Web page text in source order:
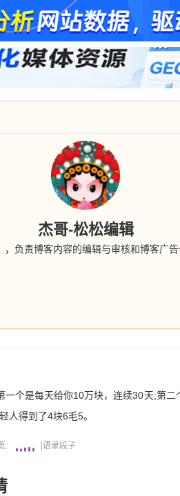
杰哥-松松编辑
负责博客内容的编辑与审核和博客广告
一个是每天给你10万块，连续30天;第
人得到了4块6毛5。
: 语录段子